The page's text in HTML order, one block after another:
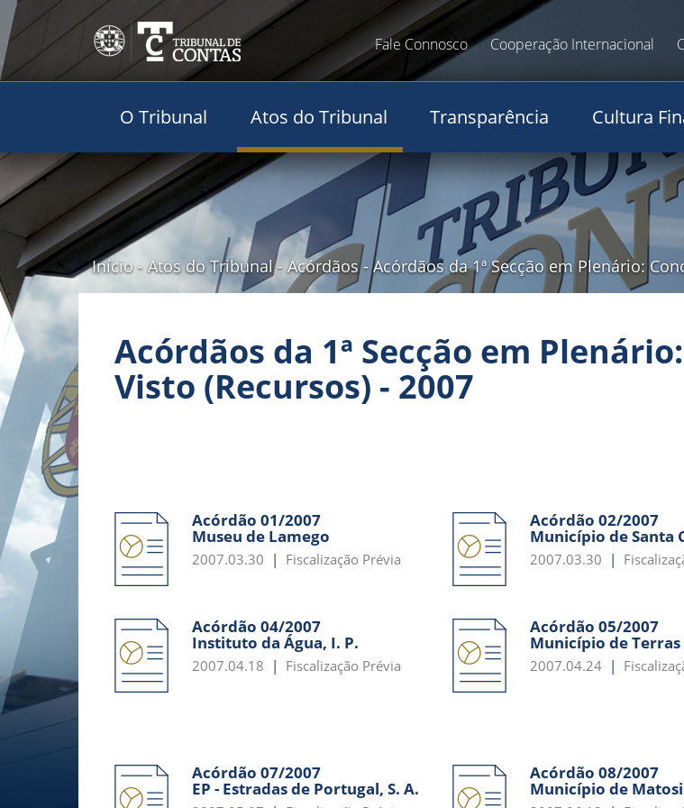
Fale Connosco Cooperação Internacional
O Tribunal Atos do Tribunal Transparência Cultura
Início - Atos do Tribunal - Acórdãos - Acórdãos da 1ª Secção em Plenário:
Acórdãos da 1ª Secção em
Visto (Recursos) - 2007
Acórdão 01/2007
Museu de Lamego
2007.03.30 Fiscalização Prévia
Acórdão 02/2007
Município de Santa
2007.03.30
Acórdão 04/2007
Instituto da Água, I. P.
2007.04.18 Fiscalização Prévia
Acórdão 05/2007
Município de
2007.04.24
Acórdão 07/2007
EP - Estradas de Portugal, S. A.
Acórdão 08/2007
Município de